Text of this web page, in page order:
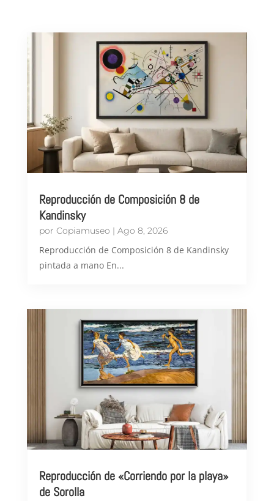
Reproducción de Composición 8 de
Kandinsky
por Copiamuseo | Ago 8, 2026
Reproducción de Composición 8 de Kandinsky
pintada a mano En...
Reproducción de «Corriendo por la playa»
de Sorolla